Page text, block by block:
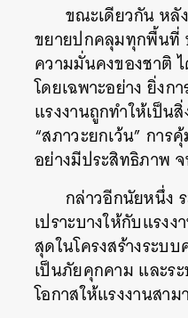
ขณะเดียวกัน หลั
ขยายปกคลุมทุกพื้นที่
ความมั่นคงของชาติ
โดยเฉพาะอย่าง ยิ่ง
แรงงานถูกทำให้เป็น
“สภาวะยกเว้น” การ
อย่างมีประสิทธิภาพ
กล่าวอีกนัยหนึ่ง
เปราะบางให้กับแรง
สุดในโครงสร้างระ
เป็นภัยคุกคาม และร
โอกาสให้แรงงานสา